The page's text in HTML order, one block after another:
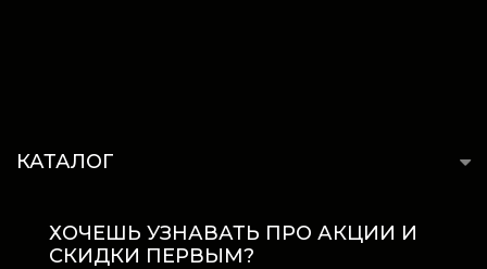
КАТАЛОГ
ХОЧЕШЬ УЗНАВАТЬ ПРО АКЦИИ И
СКИДКИ ПЕРВЫМ?